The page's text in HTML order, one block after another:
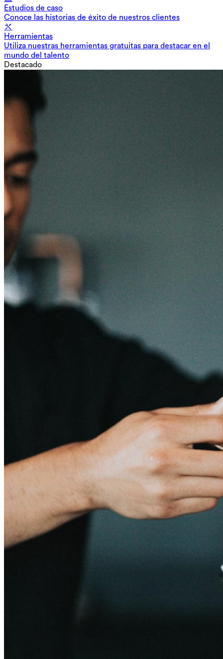
Estudios de caso
Conoce las historias de éxito de nuestros clientes
Herramientas
Utiliza nuestras herramientas gratuitas para destacar en el
mundo del talento
Destacado